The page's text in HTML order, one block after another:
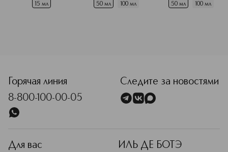
арабскими парфюмерными
15 мл 50 мл 100 мл 50 мл 100 мл
Горячая линия
8-800-100-00-05
Следите за новостями
Для вас ИЛЬ ДЕ БОТЭ